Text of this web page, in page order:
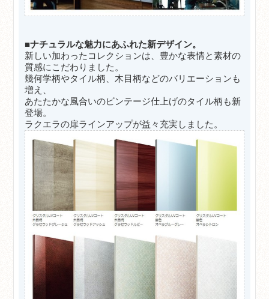
■ナチュラルな魅力にあふれた新デザイン。
新しい加わったコレクションは、豊かな表情と素材の
質感にこだわりました。
幾何学柄やタイル柄、木目柄などのバリエーションも
増え、
あたたかな風合いのビンテージ仕上げのタイル柄も新
登場。
ラクエラの扉ラインアップが益々充実しました。